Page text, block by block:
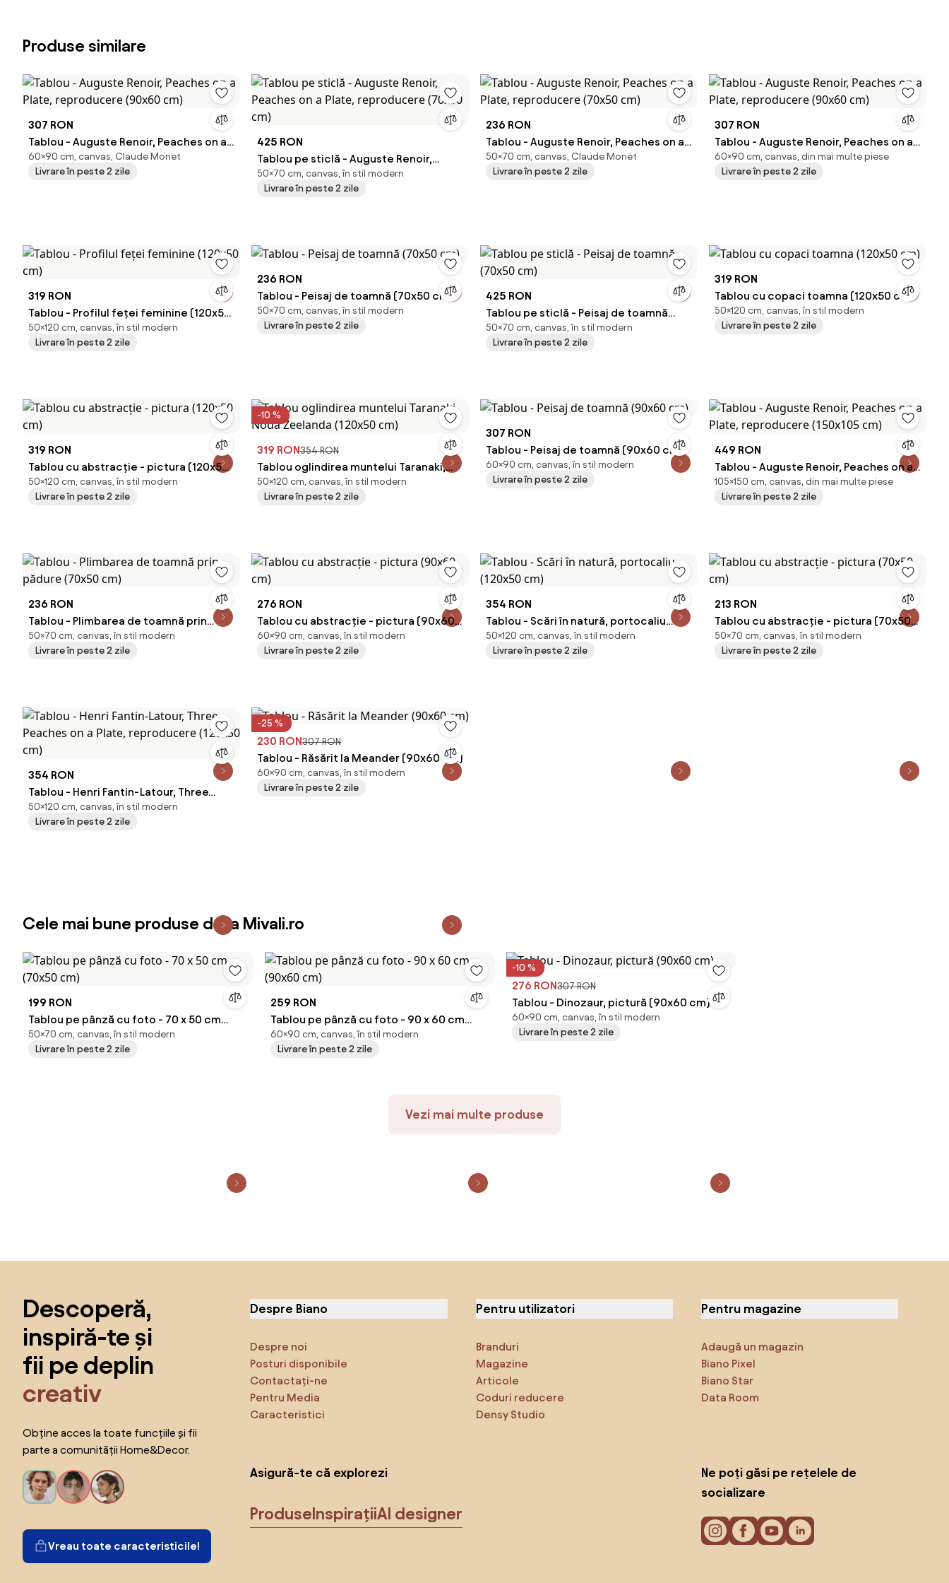
Produse similare
307 RON
Tablou - Auguste Renoir, Peaches on a
Plate, reproducere (90x60 cm)
60×90 cm, canvas, Claude Monet
Livrare în peste 2 zile
425 RON
Tablou pe sticlă - Auguste Renoir,
Peaches on a Plate, reproducere
(70x50 cm)
50×70 cm, canvas, în stil modern
Livrare în peste 2 zile
236 RON
Tablou - Auguste Renoir, Peaches on a
Plate, reproducere (70x50 cm)
50×70 cm, canvas, Claude Monet
Livrare în peste 2 zile
307 RON
Tablou - Auguste Renoir, Peaches on a
Plate, reproducere (90x60 cm)
60×90 cm, canvas, din mai multe piese
Livrare în peste 2 zile
319 RON
Tablou - Profilul feței feminine (120x50
cm)
50×120 cm, canvas, în stil modern
Livrare în peste 2 zile
236 RON
Tablou - Peisaj de toamnă (70x50 cm)
50×70 cm, canvas, în stil modern
Livrare în peste 2 zile
425 RON
Tablou pe sticlă - Peisaj de toamnă
(70x50 cm)
50×70 cm, canvas, în stil modern
Livrare în peste 2 zile
319 RON
Tablou cu copaci toamna (120x50 cm)
50×120 cm, canvas, în stil modern
Livrare în peste 2 zile
319 RON
Tablou cu abstracție - pictura (120x50
cm)
50×120 cm, canvas, în stil modern
Livrare în peste 2 zile
-10 %
319 RON354 RON
Tablou oglindirea muntelui Taranaki,
Noua Zeelanda (120x50 cm)
50×120 cm, canvas, în stil modern
Livrare în peste 2 zile
307 RON
Tablou - Peisaj de toamnă (90x60 cm)
60×90 cm, canvas, în stil modern
Livrare în peste 2 zile
449 RON
Tablou - Auguste Renoir, Peaches on a
Plate, reproducere (150x105 cm)
105×150 cm, canvas, din mai multe piese
Livrare în peste 2 zile
236 RON
Tablou - Plimbarea de toamnă prin
pădure (70x50 cm)
50×70 cm, canvas, în stil modern
Livrare în peste 2 zile
276 RON
Tablou cu abstracție - pictura (90x60
cm)
60×90 cm, canvas, în stil modern
Livrare în peste 2 zile
354 RON
Tablou - Scări în natură, portocaliu
(120x50 cm)
50×120 cm, canvas, în stil modern
Livrare în peste 2 zile
213 RON
Tablou cu abstracție - pictura (70x50
cm)
50×70 cm, canvas, în stil modern
Livrare în peste 2 zile
354 RON
Tablou - Henri Fantin-Latour, Three
Peaches on a Plate, reproducere
(120x50 cm)
50×120 cm, canvas, în stil modern
Livrare în peste 2 zile
-25 %
230 RON307 RON
Tablou - Răsărit la Meander (90x60 cm)
60×90 cm, canvas, în stil modern
Livrare în peste 2 zile
Cele mai bune produse de la Mivali.ro
199 RON
Tablou pe pânză cu foto - 70 x 50 cm
(70x50 cm)
50×70 cm, canvas, în stil modern
Livrare în peste 2 zile
259 RON
Tablou pe pânză cu foto - 90 x 60 cm
(90x60 cm)
60×90 cm, canvas, în stil modern
Livrare în peste 2 zile
-10 %
276 RON307 RON
Tablou - Dinozaur, pictură (90x60 cm)
60×90 cm, canvas, în stil modern
Livrare în peste 2 zile
Vezi mai multe produse
Descoperă,
inspiră-te și
fii pe deplin
creativ
Obține acces la toate funcțiile și fii
parte a comunității Home&Decor.
Vreau toate caracteristicile!
Despre Biano
Despre noi
Posturi disponibile
Contactați-ne
Pentru Media
Caracteristici
Pentru utilizatori
Branduri
Magazine
Articole
Coduri reducere
Densy Studio
Pentru magazine
Adaugă un magazin
Biano Pixel
Biano Star
Data Room
Asigură-te că explorezi
ProduseInspirațiiAI designer
Ne poți găsi pe rețelele de
socializare